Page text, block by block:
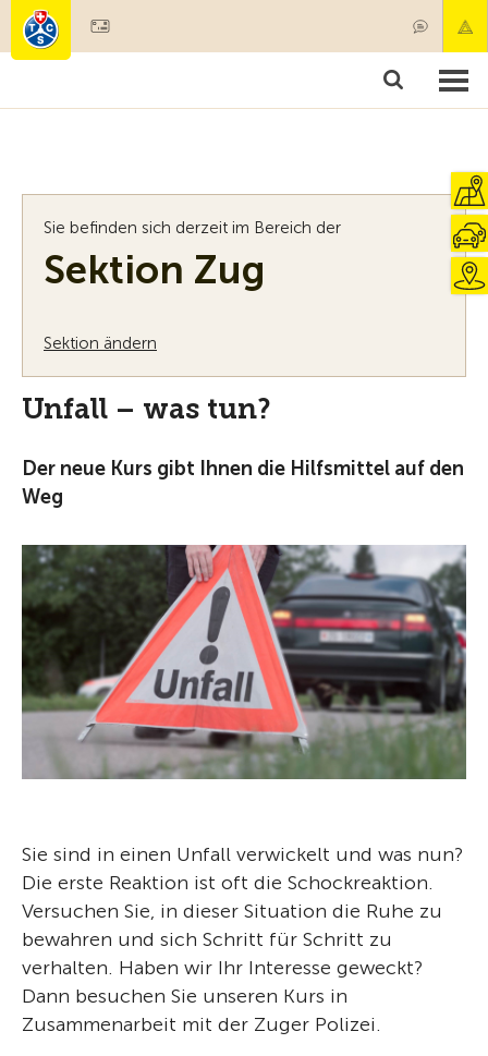
Mitgliedschaft & Leistungen
Sie befinden sich derzeit im Bereich der
Sektion Zug
Sektion ändern
Unfall – was tun?
Der neue Kurs gibt Ihnen die Hilfsmittel auf den
Weg
Sie sind in einen Unfall verwickelt und was nun?
Die erste Reaktion ist oft die Schockreaktion.
Versuchen Sie, in dieser Situation die Ruhe zu
bewahren und sich Schritt für Schritt zu
verhalten. Haben wir Ihr Interesse geweckt?
Dann besuchen Sie unseren Kurs in
Zusammenarbeit mit der Zuger Polizei.